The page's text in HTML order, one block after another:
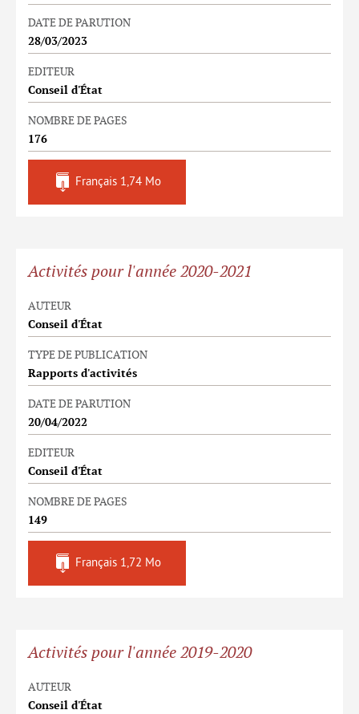
DATE DE PARUTION
28/03/2023
EDITEUR
Conseil d'État
NOMBRE DE PAGES
176
Français 1,74 Mo
Activités pour l'année 2020-2021
AUTEUR
Conseil d'État
TYPE DE PUBLICATION
Rapports d'activités
DATE DE PARUTION
20/04/2022
EDITEUR
Conseil d'État
NOMBRE DE PAGES
149
Français 1,72 Mo
Activités pour l'année 2019-2020
AUTEUR
Conseil d'État